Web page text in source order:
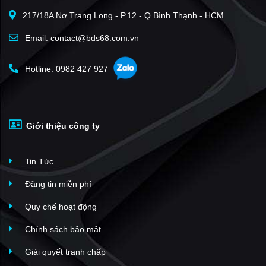
The One Tower Đà Nẵng
(3)
Đà Nẵng Plaza
La Paz Tower
Indochina Riverside
The Muse
Sun Ponte Residence Đà Nẵng
Capital Square
Vinhomes Heaven Bay
FPT City Đà Nẵng
The Legend City
Nam Cầu Tuyên Sơn-Nam Việt Á
217/18A Nơ Trang Long - P.12 - Q.Bình Thạnh - HCM
Email: contact@bds68.com.vn
Hotline: 0982 427 927
Giới thiệu công ty
Tin Tức
Đăng tin miễn phí
Quy chế hoạt động
Chính sách bảo mật
Giải quyết tranh chấp